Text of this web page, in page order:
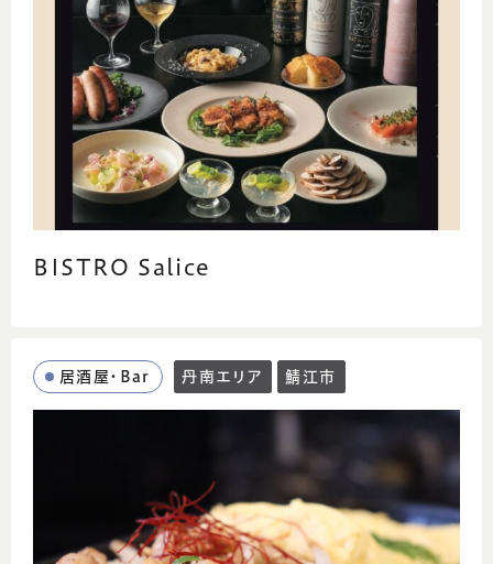
BISTRO Salice
居酒屋・Bar 丹南エリア 鯖江市